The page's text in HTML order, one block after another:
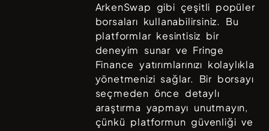
ArkenSwap gibi çeşitli popüler
borsaları kullanabilirsiniz. Bu
platformlar kesintisiz bir
deneyim sunar ve Fringe
Finance yatırımlarınızı kolaylıkla
yönetmenizi sağlar. Bir borsayı
seçmeden önce detaylı
araştırma yapmayı unutmayın,
çünkü platformun güvenliği ve